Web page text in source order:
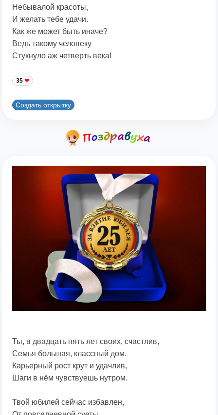
Небывалой красоты,
И желать тебе удачи.
Как же может быть иначе?
Ведь такому человеку
Стукнуло аж четверть века!
35
Создать открытку
Ты, в двадцать пять лет своих, счастлив,
Семья большая, классный дом.
Карьерный рост крут и удачлив,
Шаги в нём чувствуешь нутром.
Твой юбилей сейчас избавлен,